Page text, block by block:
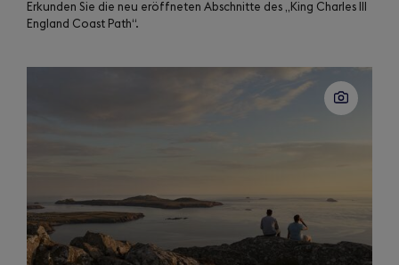
Erkunden Sie die neu eröffneten Abschnitte des „King Charles III
England Coast Path“.